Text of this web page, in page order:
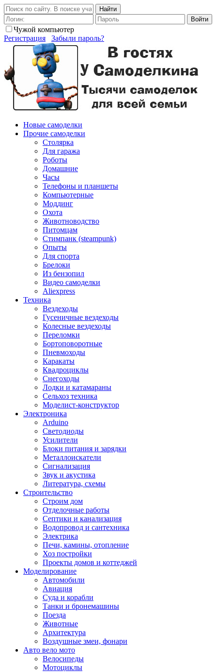
Найти
Войти
Чужой компьютер
Регистрация
Забыли пароль?
Новые самоделки
Прочие самоделки
Столярка
Для гаража
Роботы
Домашние
Часы
Телефоны и планшеты
Компьютерные
Моддинг
Охота
Животноводство
Питомцам
Стимпанк (steampunk)
Опыты
Для спорта
Брелоки
Из бензопил
Видео самоделки
Aliexpress
Техника
Вездеходы
Гусеничные вездеходы
Колесные вездеходы
Переломки
Бортоповоротные
Пневмоходы
Каракаты
Квадроциклы
Снегоходы
Лодки и катамараны
Сельхоз техника
Моделист-конструктор
Электроника
Arduino
Светодиоды
Усилители
Блоки питания и зарядки
Металлоискатели
Сигнализация
Звук и акустика
Литература, схемы
Строительство
Строим дом
Отделочные работы
Септики и канализация
Водопровод и сантехника
Электрика
Печи, камины, отопление
Хоз постройки
Проекты домов и коттеджей
Моделирование
Автомобили
Авиация
Суда и корабли
Танки и бронемашины
Поезда
Животные
Архитектура
Воздушные змеи, фонари
Авто вело мото
Велосипеды
Мотоциклы